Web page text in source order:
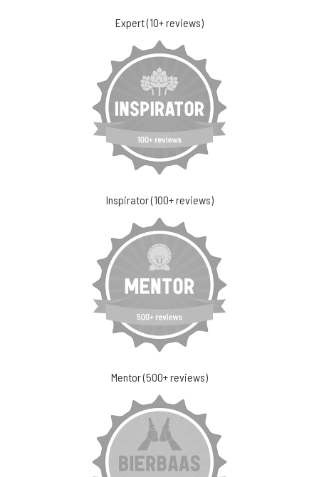
Expert (10+ reviews)
Inspirator (100+ reviews)
Mentor (500+ reviews)